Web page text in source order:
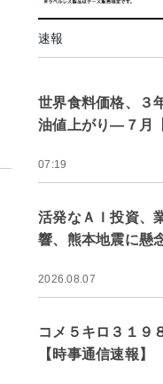
速報
世界食料価格、３
油値上がり―７月
07:19
活発なＡＩ投資、
響、熊本地震に
2026.08.07
コメ５キロ３１９
【時事通信速報】